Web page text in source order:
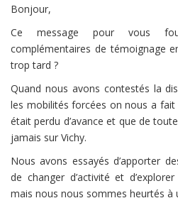
Bonjour,
Ce message pour vous
complémentaires de témoignage
trop tard ?
Quand nous avons contestés la
les mobilités forcées on nous a
était perdu d’avance et que de
jamais sur Vichy.
Nous avons essayés d’apporter
de changer d’activité et
mais nous nous sommes heurtés à